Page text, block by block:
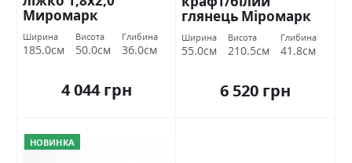
Миромарк
Ширина
185.0см
Висота
50.0см
Глибина
36.0см
4 044 грн
глянець Міромарк
Ширина
55.0см
Висота
210.5см
Глибина
41.8см
6 520 грн
НОВИНКА